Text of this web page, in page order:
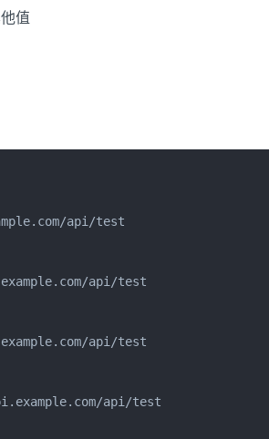
值
api/test
api/test
api/test
api/test